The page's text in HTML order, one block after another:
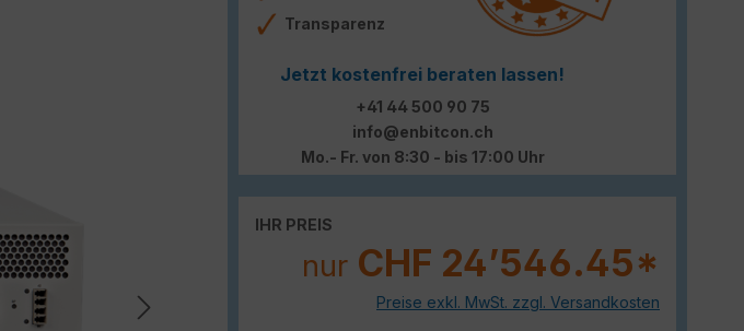
Transparenz
Jetzt kostenfrei beraten lassen!
+41 44 500 90 75
info@enbitcon.ch
Mo.- Fr. von 8:30 - bis 17:00 Uhr
IHR PREIS
nur CHF 24’546.45*
Preise exkl. MwSt. zzgl. Versandkosten